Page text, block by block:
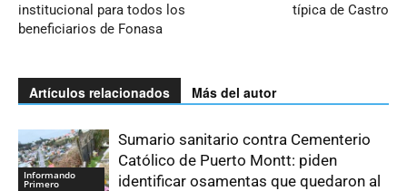
institucional para todos los
beneficiarios de Fonasa
típica de Castro
Artículos relacionados Más del autor
Informando
Primero
Sumario sanitario contra Cementerio
Católico de Puerto Montt: piden
identificar osamentas que quedaron al